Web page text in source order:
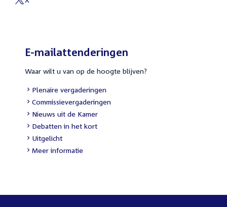
External
E-mailattenderingen
Waar wilt u van op de hoogte blijven?
External
link:
Plenaire vergaderingen
External
link:
Commissievergaderingen
External
link:
Nieuws uit de Kamer
External
link:
Debatten in het kort
External
link:
Uitgelicht
Meer informatie